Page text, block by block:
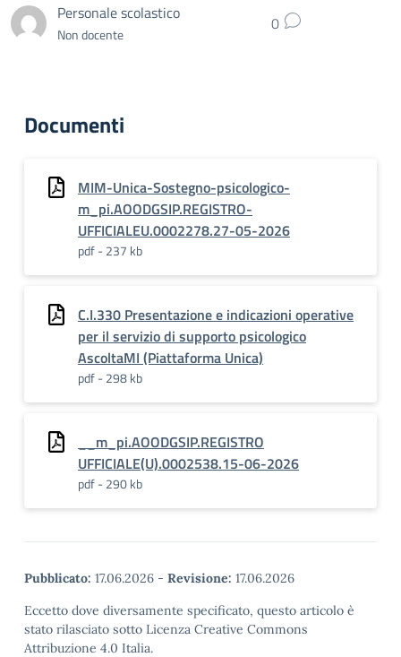
Personale scolastico
Non docente 0
Documenti
MIM-Unica-Sostegno-psicologico-
m_pi.AOODGSIP.REGISTRO-
UFFICIALEU.0002278.27-05-2026
pdf - 237 kb
C.I.330 Presentazione e indicazioni operative
per il servizio di supporto psicologico
AscoltaMI (Piattaforma Unica)
pdf - 298 kb
__m_pi.AOODGSIP.REGISTRO
UFFICIALE(U).0002538.15-06-2026
pdf - 290 kb
Pubblicato: 17.06.2026 - Revisione: 17.06.2026
Eccetto dove diversamente specificato, questo articolo è
stato rilasciato sotto Licenza Creative Commons
Attribuzione 4.0 Italia.